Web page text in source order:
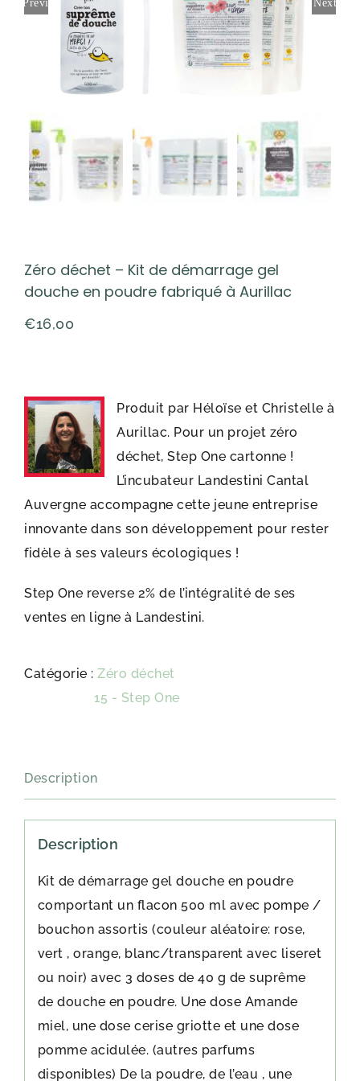
Previous Next
Zéro déchet – Kit de démarrage gel
douche en poudre fabriqué à Aurillac
€16,00
Produit par Héloïse et Christelle à
Aurillac. Pour un projet zéro
déchet, Step One cartonne !
L’incubateur Landestini Cantal
Auvergne accompagne cette jeune entreprise
innovante dans son développement pour rester
fidèle à ses valeurs écologiques !
Step One reverse 2% de l’intégralité de ses
ventes en ligne à Landestini.
Catégorie : Zéro déchet
15 - Step One
Description
Description
Kit de démarrage gel douche en poudre
comportant un flacon 500 ml avec pompe /
bouchon assortis (couleur aléatoire: rose,
vert , orange, blanc/transparent avec liseret
ou noir) avec 3 doses de 40 g de suprême
de douche en poudre. Une dose Amande
miel, une dose cerise griotte et une dose
pomme acidulée. (autres parfums
disponibles) De la poudre, de l’eau , une